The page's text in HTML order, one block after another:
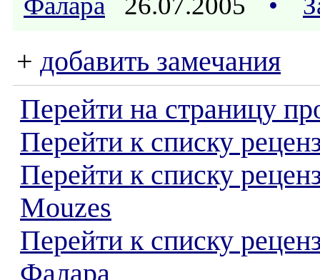
+ добавить замечания
Перейти на страницу
Перейти к списку
Перейти к списку
Mouzes
Перейти к списку
Фалара